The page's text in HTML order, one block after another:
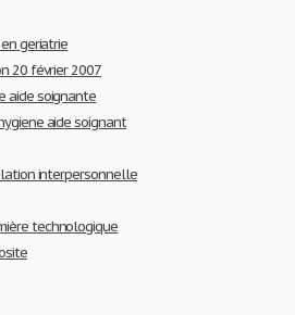
geriatrie
20 février 2007
aide soignante
aide soignant
interpersonnelle
technologique